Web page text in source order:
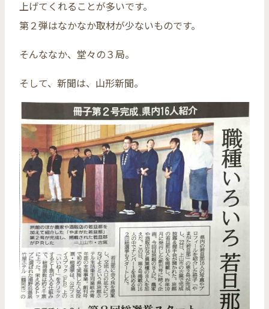
上げてくれることが多いです。
第２弾はなかなか取材が少ないものです。
そんななか、堂々の３局。
そして、新聞は、山形新聞。